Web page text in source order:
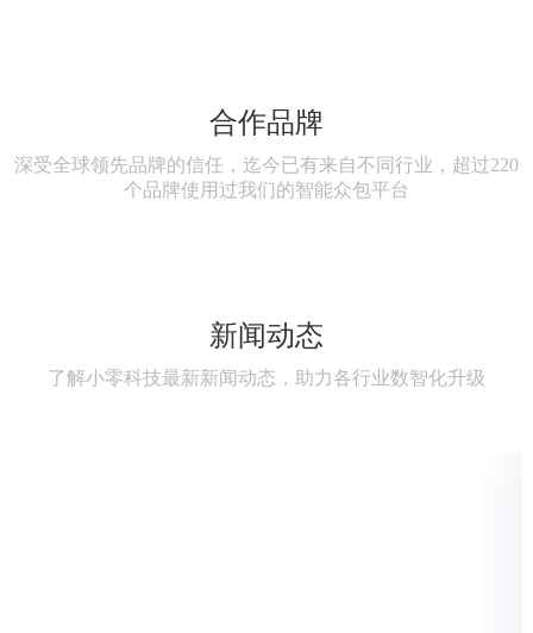
合作品牌
深受全球领先品牌的信任，迄今已有来自不同行业，超过220
个品牌使用过我们的智能众包平台
新闻动态
了解小零科技最新新闻动态，助力各行业数智化升级